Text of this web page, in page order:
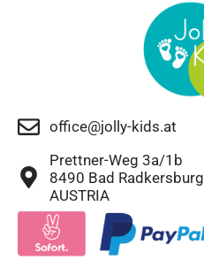
office@jolly-kids.at
Prettner-Weg 3a/1b
8490 Bad Radkersburg
AUSTRIA